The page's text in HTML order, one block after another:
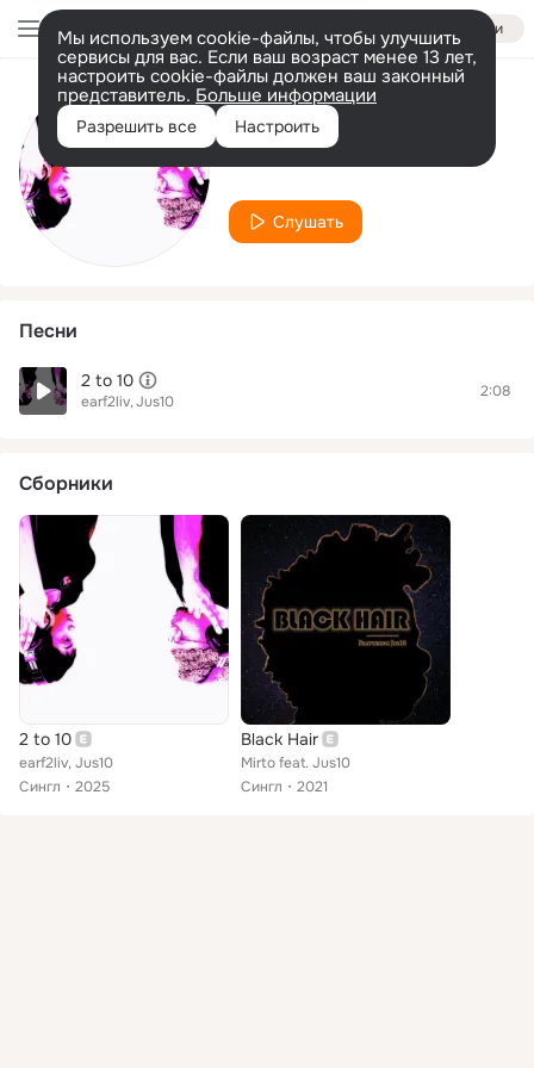
Войти
Мы используем cookie-файлы, чтобы улучшить
сервисы для вас. Если ваш возраст менее 13 лет,
настроить cookie-файлы должен ваш законный
представитель. Больше информации
Разрешить все Настроить
Исполнитель
Jus10
Слушать
Песни
2 to 10
earf2liv Jus10
2:08
Сборники
2 to 10
earf2liv, Jus10
Сингл
2025
Black Hair
Mirto feat. Jus10
Сингл
2021